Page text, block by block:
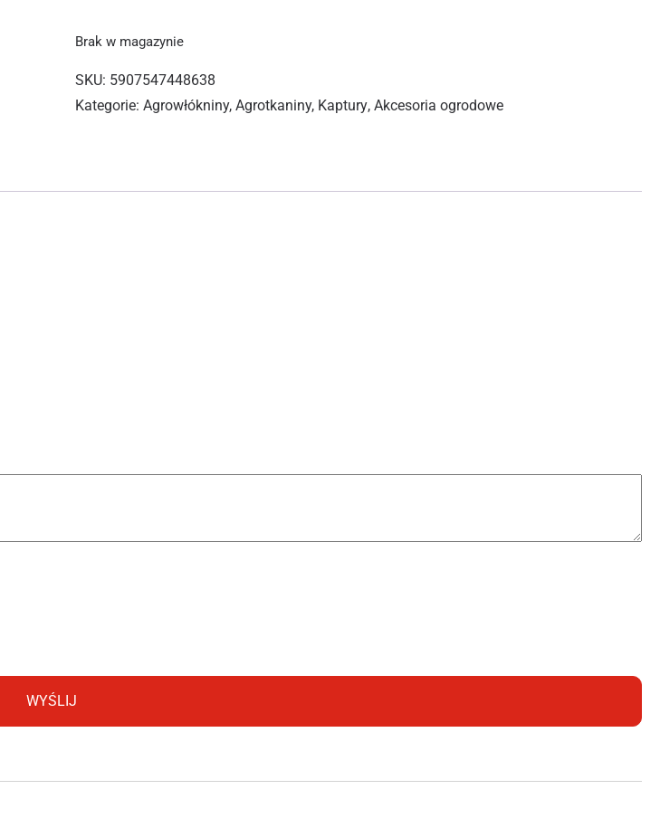
Brak w magazynie
SKU: 5907547448638
Kategorie:Agrowłókniny, Agrotkaniny, Kaptury,Akcesoria ogrodowe